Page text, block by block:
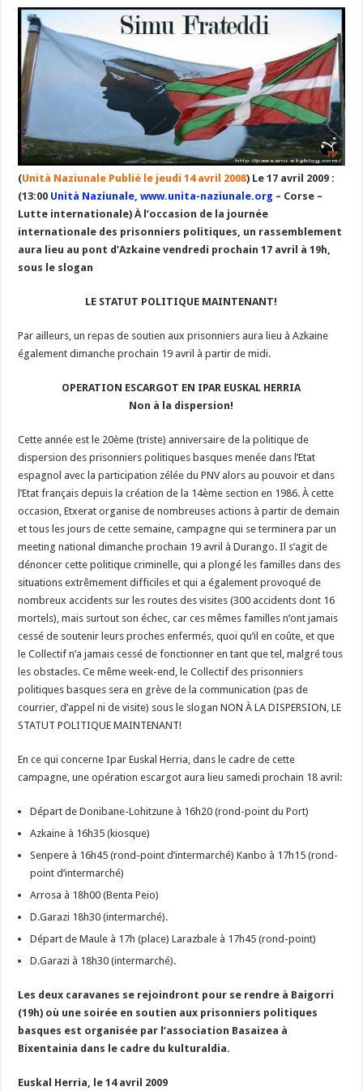
(Unità Naziunale Publié le jeudi 14 avril 2008) Le 17 avril 2009 :
(13:00 Unità Naziunale, www.unita-naziunale.org – Corse –
Lutte internationale) À l’occasion de la journée
internationale des prisonniers politiques, un rassemblement
aura lieu au pont d’Azkaine vendredi prochain 17 avril à 19h,
sous le slogan
LE STATUT POLITIQUE MAINTENANT!
Par ailleurs, un repas de soutien aux prisonniers aura lieu à Azkaine
également dimanche prochain 19 avril à partir de midi.
OPERATION ESCARGOT EN IPAR EUSKAL HERRIA
Non à la dispersion!
Cette année est le 20ème (triste) anniversaire de la politique de
dispersion des prisonniers politiques basques menée dans l’Etat
espagnol avec la participation zélée du PNV alors au pouvoir et dans
l’Etat français depuis la création de la 14ème section en 1986. À cette
occasion, Etxerat organise de nombreuses actions à partir de demain
et tous les jours de cette semaine, campagne qui se terminera par un
meeting national dimanche prochain 19 avril à Durango. Il s’agit de
dénoncer cette politique criminelle, qui a plongé les familles dans des
situations extrêmement difficiles et qui a également provoqué de
nombreux accidents sur les routes des visites (300 accidents dont 16
mortels), mais surtout son échec, car ces mêmes familles n’ont jamais
cessé de soutenir leurs proches enfermés, quoi qu’il en coûte, et que
le Collectif n’a jamais cessé de fonctionner en tant que tel, malgré tous
les obstacles. Ce même week-end, le Collectif des prisonniers
politiques basques sera en grève de la communication (pas de
courrier, d’appel ni de visite) sous le slogan NON À LA DISPERSION, LE
STATUT POLITIQUE MAINTENANT!
En ce qui concerne Ipar Euskal Herria, dans le cadre de cette
campagne, une opération escargot aura lieu samedi prochain 18 avril:
Départ de Donibane-Lohitzune à 16h20 (rond-point du Port)
Azkaine à 16h35 (kiosque)
Senpere à 16h45 (rond-point d’intermarché) Kanbo à 17h15 (rond-
point d’intermarché)
Arrosa à 18h00 (Benta Peio)
D.Garazi 18h30 (intermarché).
Départ de Maule à 17h (place) Larazbale à 17h45 (rond-point)
D.Garazi à 18h30 (intermarché).
Les deux caravanes se rejoindront pour se rendre à Baigorri
(19h) où une soirée en soutien aux prisonniers politiques
basques est organisée par l’association Basaizea à
Bixentainia dans le cadre du kulturaldia.
Euskal Herria, le 14 avril 2009